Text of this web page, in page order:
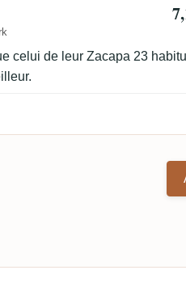
🇩🇰
celui de leur Zacapa 23